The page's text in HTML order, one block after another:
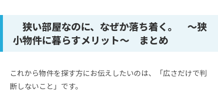
狭い部屋なのに、なぜか落ち着く。 ～狭
小物件に暮らすメリット～ まとめ
これから物件を探す方にお伝えしたいのは、「広さだけで判
断しないこと」です。